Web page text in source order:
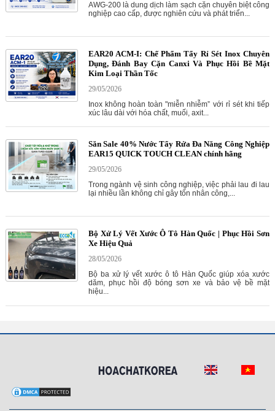
AWG-200 là dung dịch làm sạch cặn chuyên biệt công
nghiệp cao cấp, được nghiên cứu và phát triển...
EAR20 ACM-I: Chế Phẩm Tẩy Rỉ Sét Inox Chuyên
Dụng, Đánh Bay Cặn Canxi Và Phục Hồi Bề Mặt
Kim Loại Thần Tốc
29/05/2026
Inox không hoàn toàn "miễn nhiễm” với rỉ sét khi tiếp
xúc lâu dài với hóa chất, muối, axit...
Săn Sale 40% Nước Tẩy Rửa Đa Năng Công Nghiệp
EAR15 QUICK TOUCH CLEAN chính hãng
29/05/2026
Trong ngành vệ sinh công nghiệp, việc phải lau đi lau
lại nhiều lần không chỉ gây tốn nhân công,...
Bộ Xử Lý Vết Xước Ô Tô Hàn Quốc | Phục Hồi Sơn
Xe Hiệu Quả
28/05/2026
Bộ ba xử lý vết xước ô tô Hàn Quốc giúp xóa xước
dăm, phục hồi độ bóng sơn xe và bảo vệ bề mặt
hiệu...